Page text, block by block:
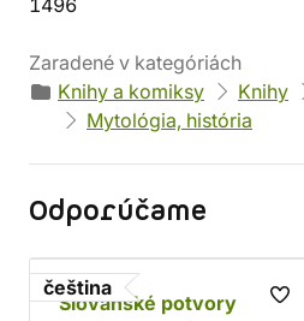
1496
Zaradené v kategóriách
Knihy a komiksy
Knihy
Mytológia, história
Odporúčame
čeština
Slovanské potvory